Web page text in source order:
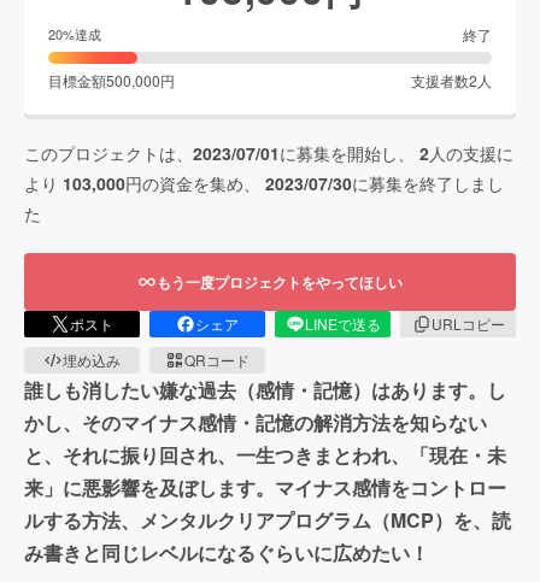
20%達成 終了
目標金額500,000円 支援者数2 人
このプロジェクトは、 2023/07/01に募集を開始し、 2人の支援に
より 103,000円の資金を集め、 2023/07/30に募集を終了しまし
た
もう一度プロジェクトをやってほしい
ポスト シェア LINEで送る
URLコピー
埋め込み
QRコード
誰しも消したい嫌な過去（感情・記憶）はあります。し
かし、そのマイナス感情・記憶の解消方法を知らない
と、それに振り回され、一生つきまとわれ、「現在・未
来」に悪影響を及ぼします。マイナス感情をコントロー
ルする方法、メンタルクリアプログラム（MCP）を、読
み書きと同じレベルになるぐらいに広めたい！